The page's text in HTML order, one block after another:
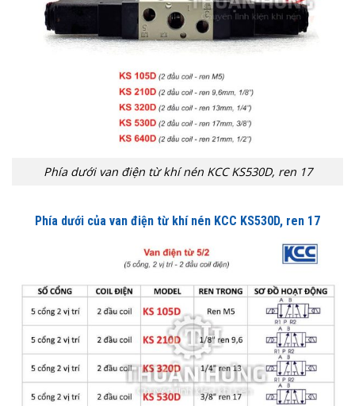
Phía dưới van điện từ khí nén KCC KS530D, ren 17
Phía dưới của van điện từ khí nén KCC KS530D, ren 17